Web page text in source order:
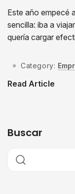
Este año empecé
sencilla: iba a
quería cargar
Category:
Read Article
Buscar